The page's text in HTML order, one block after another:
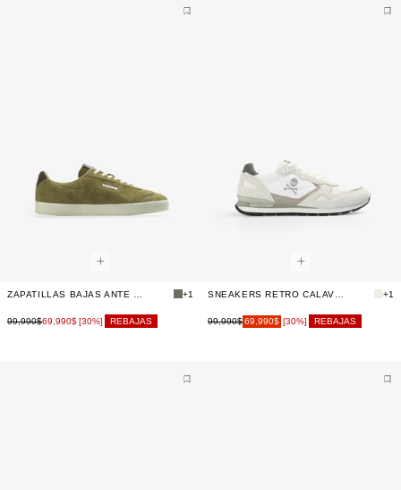
+1
99,990$69,990$[30%] REBAJAS
+1
99,990$69,990$ [30%] REBAJAS